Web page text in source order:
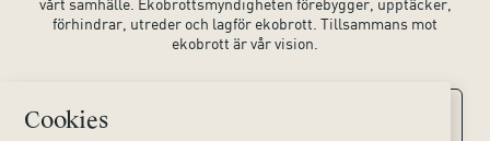
Cookies
vårt samhälle. Ekobrottsmyndigheten förebygger, upptäcker,
förhindrar, utreder och lagför ekobrott. Tillsammans mot
ekobrott är vår vision.
Kontaktuppgifter